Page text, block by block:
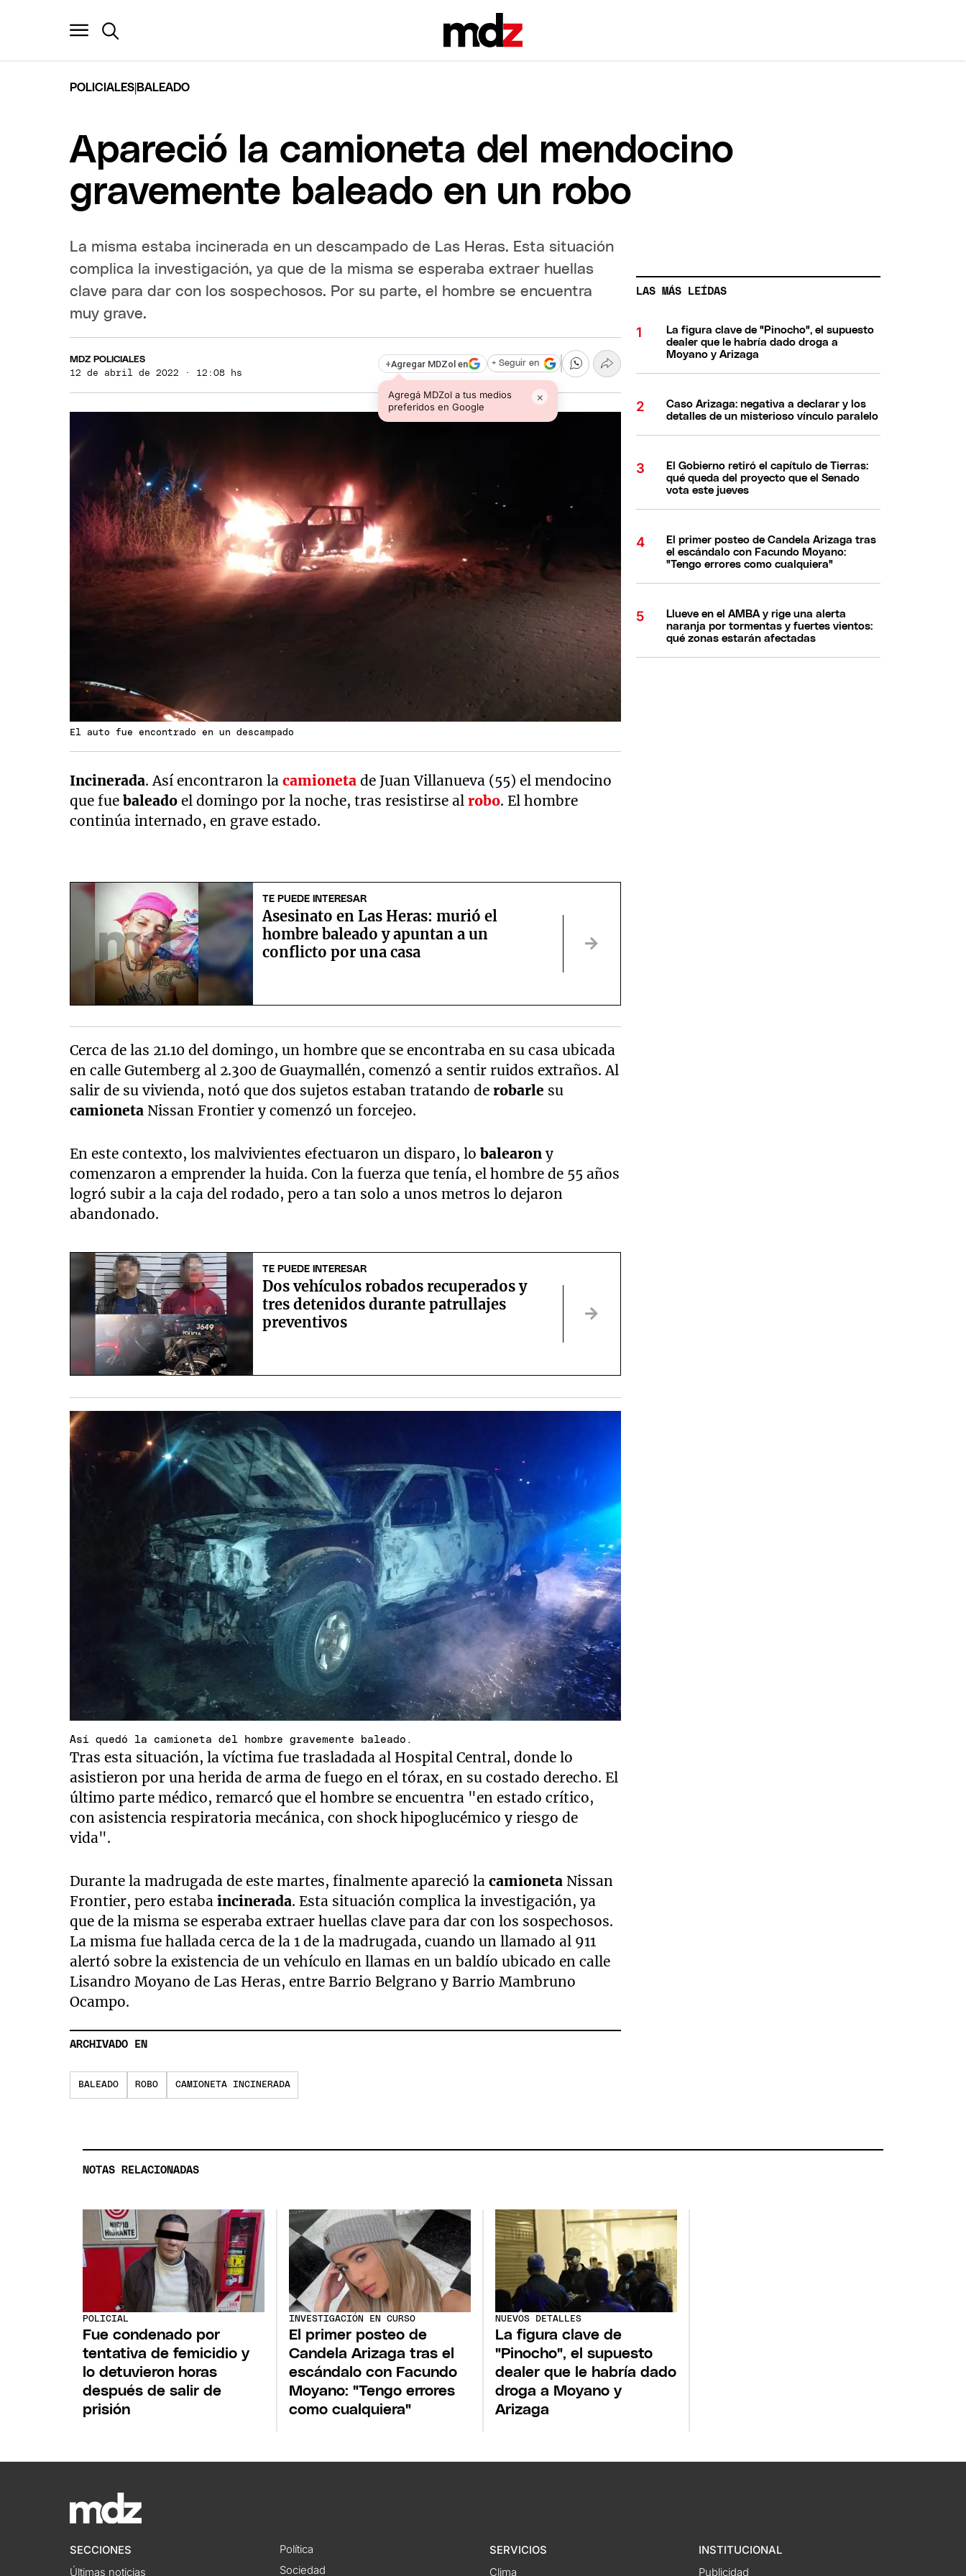
POLICIALES BALEADO
Apareció la camioneta del mendocino
gravemente baleado en un robo
La misma estaba incinerada en un descampado de Las Heras. Esta situación
complica la investigación, ya que de la misma se esperaba extraer huellas
clave para dar con los sospechosos. Por su parte, el hombre se encuentra
muy grave.
MDZ POLICIALES
12 de abril de 2022 · 12:08 hs
+Agregar MDZol en
Agregá MDZol a tus medios
preferidos en Google
×
+ Seguir en
El auto fue encontrado en un descampado
Incinerada. Así encontraron lacamionetade Juan Villanueva (55) el mendocino
que fuebaleadoel domingo por la noche, tras resistirse alrobo. El hombre
continúa internado, en grave estado.
TE PUEDE INTERESAR
Asesinato en Las Heras: murió el
hombre baleado y apuntan a un
conflicto por una casa
Cerca de las 21.10 del domingo, un hombre que se encontraba en su casa ubicada
en calle Gutemberg al 2.300 de Guaymallén, comenzó a sentir ruidos extraños. Al
salir de su vivienda, notó que dos sujetos estaban tratando derobarle su
camioneta Nissan Frontier y comenzó un forcejeo.
En este contexto, los malvivientes efectuaron un disparo, lobalearony
comenzaron a emprender la huida. Con la fuerza que tenía, el hombre de 55 años
logró subir a la caja del rodado, pero a tan solo a unos metros lo dejaron
abandonado.
TE PUEDE INTERESAR
Dos vehículos robados recuperados y
tres detenidos durante patrullajes
preventivos
Así quedó la camioneta del hombre gravemente baleado.
Tras esta situación, la víctima fue trasladada al Hospital Central, donde lo
asistieron por una herida de arma de fuego en el tórax, en su costado derecho. El
último parte médico, remarcó que el hombre se encuentra "en estado crítico,
con asistencia respiratoria mecánica, con shock hipoglucémico y riesgo de
vida".
Durante la madrugada de este martes, finalmente apareció lacamioneta Nissan
Frontier, pero estabaincinerada. Esta situación complica la investigación, ya
que de la misma se esperaba extraer huellas clave para dar con los sospechosos.
La misma fue hallada cerca de la 1 de la madrugada, cuando un llamado al 911
alertó sobre la existencia de un vehículo en llamas en un baldío ubicado en calle
Lisandro Moyano de Las Heras, entre Barrio Belgrano y Barrio Mambruno
Ocampo.
ARCHIVADO EN
BALEADO ROBO CAMIONETA INCINERADA
LAS MÁS LEÍDAS
La figura clave de "Pinocho", el supuesto
dealer que le habría dado droga a
Moyano y Arizaga
Caso Arizaga: negativa a declarar y los
detalles de un misterioso vínculo paralelo
El Gobierno retiró el capítulo de Tierras:
qué queda del proyecto que el Senado
vota este jueves
El primer posteo de Candela Arizaga tras
el escándalo con Facundo Moyano:
"Tengo errores como cualquiera"
Llueve en el AMBA y rige una alerta
naranja por tormentas y fuertes vientos:
qué zonas estarán afectadas
NOTAS RELACIONADAS
POLICIAL
Fue condenado por
tentativa de femicidio y
lo detuvieron horas
después de salir de
prisión
INVESTIGACIÓN EN CURSO
El primer posteo de
Candela Arizaga tras el
escándalo con Facundo
Moyano: "Tengo errores
como cualquiera"
NUEVOS DETALLES
La figura clave de
"Pinocho", el supuesto
dealer que le habría dado
droga a Moyano y
Arizaga
SECCIONES
Últimas noticias
Política
Sociedad
SERVICIOS
Clima
INSTITUCIONAL
Publicidad